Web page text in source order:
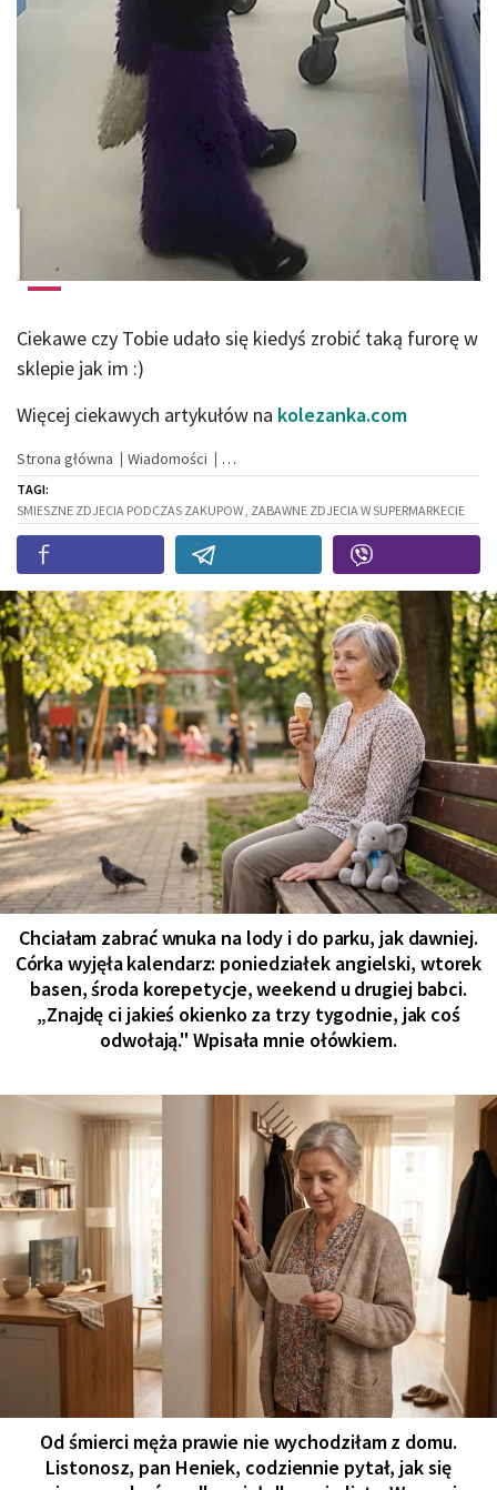
Ciekawe czy Tobie udało się kiedyś zrobić taką furorę w
sklepie jak im :)
Więcej ciekawych artykułów na kolezanka.com
Strona główna Wiadomości
TAGI:
SMIESZNE ZDJECIA PODCZAS ZAKUPOW , ZABAWNE ZDJECIA W SUPERMARKECIE
Chciałam zabrać wnuka na lody i do parku, jak dawniej.
Córka wyjęła kalendarz: poniedziałek angielski, wtorek
basen, środa korepetycje, weekend u drugiej babci.
„Znajdę ci jakieś okienko za trzy tygodnie, jak coś
odwołają." Wpisała mnie ołówkiem.
Od śmierci męża prawie nie wychodziłam z domu.
Listonosz, pan Heniek, codziennie pytał, jak się